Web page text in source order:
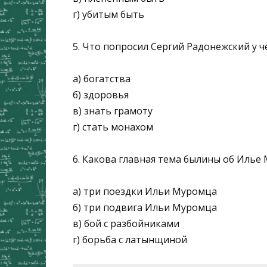
г) убитым быть
5. Что попросил Сергий Радонежский у
а) богатства
б) здоровья
в) знать грамоту
г) стать монахом
6. Какова главная тема былины об Илье
а) три поездки Ильи Муромца
б) три подвига Ильи Муромца
в) бой с разбойниками
г) борьба с латынщиной